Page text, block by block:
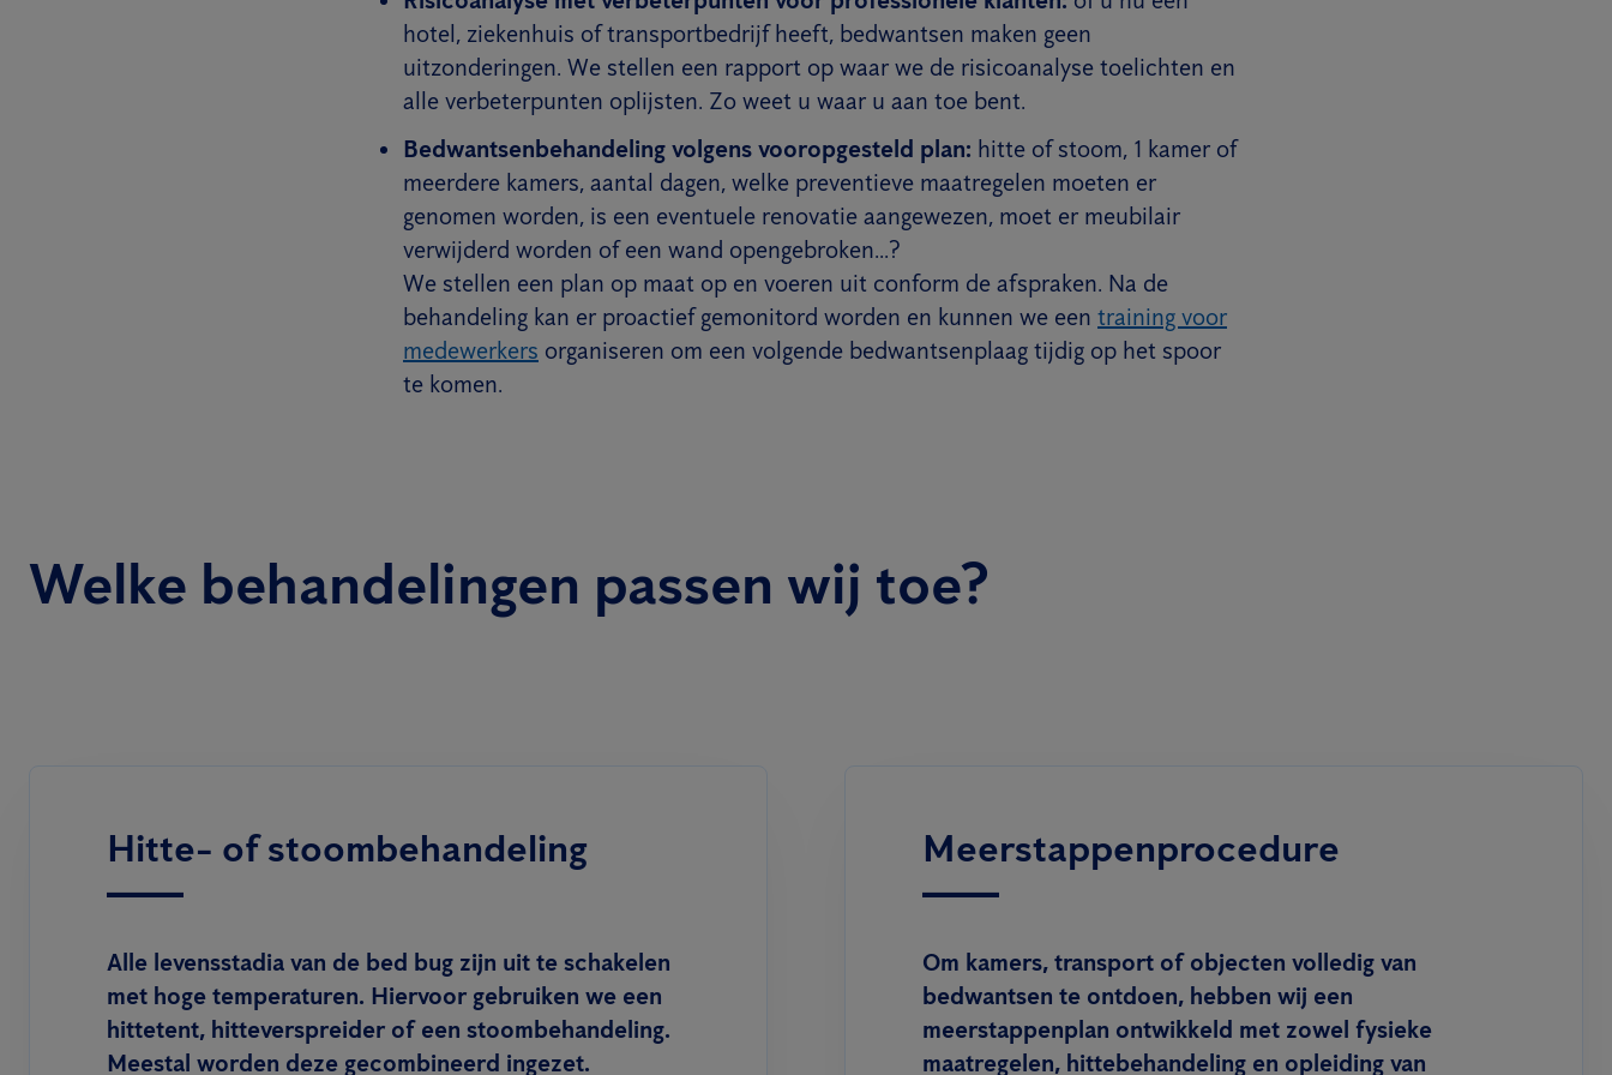
hotel, ziekenhuis of transportbedrijf heeft, bedwantsen maken geen
uitzonderingen. We stellen een rapport op waar we de risicoanalyse toelichten en
alle verbeterpunten oplijsten. Zo weet u waar u aan toe bent.
Bedwantsenbehandeling volgens vooropgesteld plan: hitte of stoom, 1 kamer of
meerdere kamers, aantal dagen, welke preventieve maatregelen moeten er
genomen worden, is een eventuele renovatie aangewezen, moet er meubilair
verwijderd worden of een wand opengebroken...?
We stellen een plan op maat op en voeren uit conform de afspraken. Na de
behandeling kan er proactief gemonitord worden en kunnen we een training voor
medewerkers organiseren om een volgende bedwantsenplaag tijdig op het spoor
te komen.
Welke behandelingen passen wij toe?
Hitte- of stoombehandeling
Alle levensstadia van de bed bug zijn uit te schakelen
met hoge temperaturen. Hiervoor gebruiken we een
hittetent, hitteverspreider of een stoombehandeling.
Meestal worden deze gecombineerd ingezet.
Meerstappenprocedure
Om kamers, transport of objecten volledig van
bedwantsen te ontdoen, hebben wij een
meerstappenplan ontwikkeld met zowel fysieke
maatregelen, hittebehandeling en opleiding van